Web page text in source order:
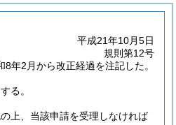
平成21年10月5日
規則第12号
年2月から改正経過を注記した。
る。
上、当該申請を受理しなければ